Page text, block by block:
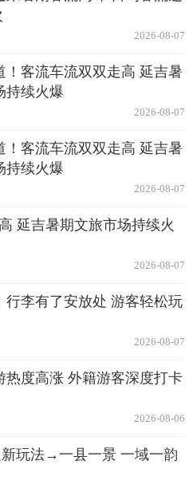
2026-08-07
！客流车流双双走高 延吉暑
持续火爆
2026-08-07
！客流车流双双走高 延吉暑
持续火爆
2026-08-07
延吉暑期文旅市场持续火
2026-08-07
行李有了安放处 游客轻松玩
2026-08-07
热度高涨 外籍游客深度打卡
2026-08-06
玩法→一县一景 一域一韵